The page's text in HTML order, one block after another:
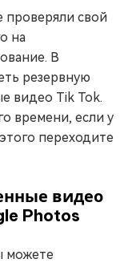
проверяли свой
на
В
резервную
видео Tik Tok.
времени, если у
переходите
видео
Photos
можете